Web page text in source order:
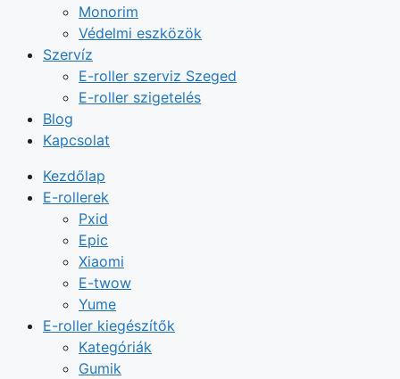
Monorim
Védelmi eszközök
Szervíz
E-roller szerviz Szeged
E-roller szigetelés
Blog
Kapcsolat
Kezdőlap
E-rollerek
Pxid
Epic
Xiaomi
E-twow
Yume
E-roller kiegészítők
Kategóriák
Gumik